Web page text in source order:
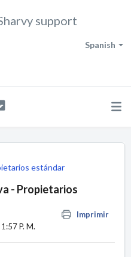
support
Spanish
estándar
- Propietarios
Imprimir
P. M.